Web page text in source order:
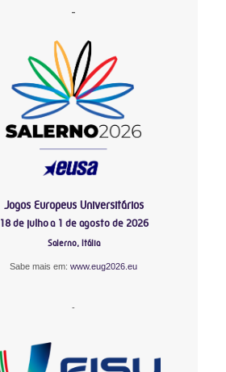
-
Jogos Europeus Universitários
18 de julho a 1 de agosto de 2026
Salerno, Itália
Sabe mais em:www.eug2026.eu
-